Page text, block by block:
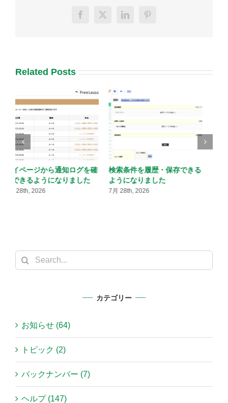
Facebook
X LinkedInPinterest
Related Posts
予約が少ない枠を自動的に休
講にできるようになりました
7月 28th, 2026
メール配信のタイミング指定
に時間単位が追加されました
7月 28th, 2026
Search
for:
カテゴリー
お知らせ (64)
トピック (2)
バックナンバー (7)
ヘルプ (147)